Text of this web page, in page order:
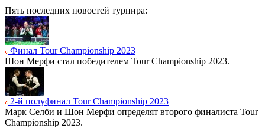
Пять последних новостей турнира:
Финал Tour Championship 2023
Шон Мерфи стал победителем Tour Championship 2023.
2-й полуфинал Tour Championship 2023
Марк Селби и Шон Мерфи определят второго финалиста Tour
Championship 2023.